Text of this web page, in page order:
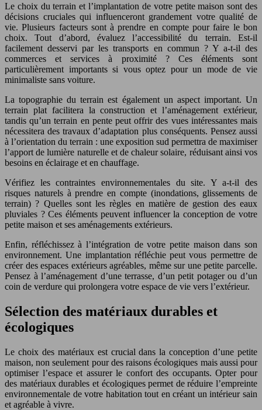
Le choix du terrain et l’implantation de votre petite maison sont des
décisions cruciales qui influenceront grandement votre qualité de
vie. Plusieurs facteurs sont à prendre en compte pour faire le bon
choix. Tout d’abord, évaluez l’accessibilité du terrain. Est-il
facilement desservi par les transports en commun ? Y a-t-il des
commerces et services à proximité ? Ces éléments sont
particulièrement importants si vous optez pour un mode de vie
minimaliste sans voiture.
La topographie du terrain est également un aspect important. Un
terrain plat facilitera la construction et l’aménagement extérieur,
tandis qu’un terrain en pente peut offrir des vues intéressantes mais
nécessitera des travaux d’adaptation plus conséquents. Pensez aussi
à l’orientation du terrain : une exposition sud permettra de maximiser
l’apport de lumière naturelle et de chaleur solaire, réduisant ainsi vos
besoins en éclairage et en chauffage.
Vérifiez les contraintes environnementales du site. Y a-t-il des
risques naturels à prendre en compte (inondations, glissements de
terrain) ? Quelles sont les règles en matière de gestion des eaux
pluviales ? Ces éléments peuvent influencer la conception de votre
petite maison et ses aménagements extérieurs.
Enfin, réfléchissez à l’intégration de votre petite maison dans son
environnement. Une implantation réfléchie peut vous permettre de
créer des espaces extérieurs agréables, même sur une petite parcelle.
Pensez à l’aménagement d’une terrasse, d’un petit potager ou d’un
coin de verdure qui prolongera votre espace de vie vers l’extérieur.
Sélection des matériaux durables et
écologiques
Le choix des matériaux est crucial dans la conception d’une petite
maison, non seulement pour des raisons écologiques mais aussi pour
optimiser l’espace et assurer le confort des occupants. Opter pour
des matériaux durables et écologiques permet de réduire l’empreinte
environnementale de votre habitation tout en créant un intérieur sain
et agréable à vivre.